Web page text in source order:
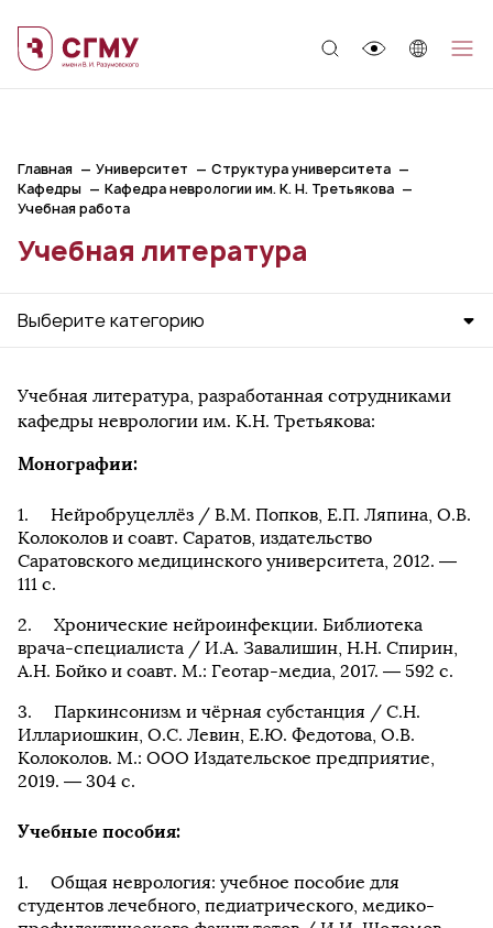
Главная Университет
Структура университета
Кафедры
Кафедра неврологии им. К. Н. Третьякова
Учебная работа
Учебная литература
Выберите категорию
Учебная литература, разработанная сотрудниками
кафедры неврологии им. К.Н. Третьякова:
Монографии:
Нейробруцеллёз / В.М. Попков, Е.П. Ляпина, О.В.
Колоколов и соавт. Саратов, издательство
Саратовского медицинского университета, 2012. —
111 с.
Хронические нейроинфекции. Библиотека
врача-специалиста / И.А. Завалишин, Н.Н. Спирин,
А.Н. Бойко и соавт. М.: Геотар-медиа, 2017. — 592 с.
Паркинсонизм и чёрная субстанция / С.Н.
Иллариошкин, О.С. Левин, Е.Ю. Федотова, О.В.
Колоколов. М.: ООО Издательское предприятие,
2019. — 304 с.
Учебные пособия:
Общая неврология: учебное пособие для
студентов лечебного, педиатрического, медико-